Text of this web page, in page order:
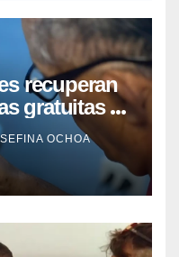
recuperan
gratuitas de
OCHOA